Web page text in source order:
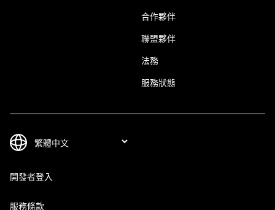
合作夥伴
聯盟夥伴
法務
服務狀態
開發者登入
服務條款